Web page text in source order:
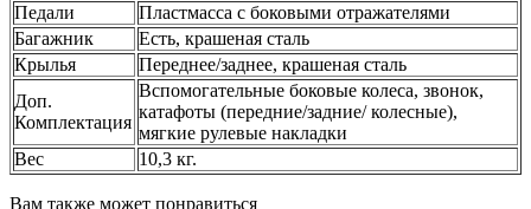
Педали
Пластмасса с боковыми отражателями
Багажник
Есть, крашеная сталь
Крылья
Переднее/заднее, крашеная сталь
Доп.
Комплектация
Вспомогательные боковые колеса, звонок,
катафоты (передние/задние/ колесные),
мягкие рулевые накладки
Вес
10,3 кг.
Вам также может понравиться